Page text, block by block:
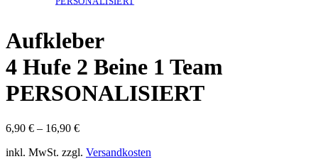
Aufkleber
4 Hufe 2 Beine 1 Team
PERSONALISIERT
6,90 € – 16,90 €
inkl. MwSt. zzgl. Versandkosten